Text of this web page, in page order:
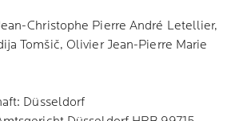
Christophe Pierre André Letellier,
Tomšič, Olivier Jean-Pierre Marie
Düsseldorf